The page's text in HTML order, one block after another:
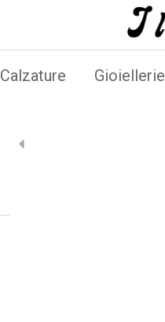
Calzature Gioiellerie